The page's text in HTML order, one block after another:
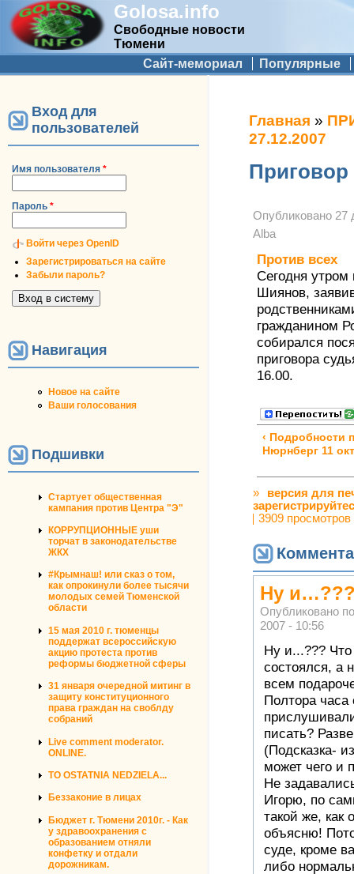
Golosa.info
Свободные новости
Тюмени
Дополнительное меню
Сайт-мемориал Популярные
Вход для
пользователей
Имя пользователя *
Пароль *
Войти через OpenID
Зарегистрироваться на сайте
Забыли пароль?
Навигация
Новое на сайте
Ваши голосования
Подшивки
Стартует общественная
кампания против Центра "Э"
КОРРУПЦИОННЫЕ уши
торчат в законодательстве
ЖКХ
#Крымнаш! или сказ о том,
как опрокинули более тысячи
молодых семей Тюменской
области
15 мая 2010 г. тюменцы
поддержат всероссийскую
акцию протеста против
реформы бюджетной сферы
31 января очередной митинг в
защиту конституционного
права граждан на своблду
собраний
Live comment moderator.
ONLINE.
TO OSTATNIA NEDZIELA...
Беззаконие в лицах
Бюджет г. Тюмени 2010г. - Как
у здравоохранения с
образованием отняли
конфетку и отдали
дорожникам.
Вы здесь
Главная »
27.12.2007
Приговор
Опубликовано 27
Alba
Против всех
Сегодня утром
Шиянов,
гражданином
собирался
приговора
16.00.
‹ Подробности
Нюрнберг 11
»
версия для
3909 просмотров
Ну
Опубликовано
2007 - 10:56
Ну и...???
состоялся, а
всем
Полтора
писать?
(Подсказка-
может чего и
Не
Игорю, по
такой же, как
объясню!
суде, кроме
либо